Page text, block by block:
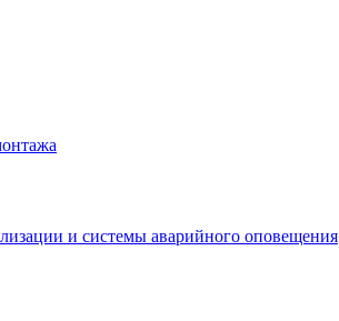
и системы аварийного оповещения